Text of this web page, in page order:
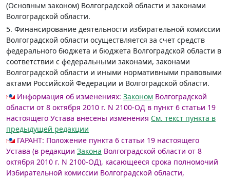
(Основным законом) Волгоградской области и законами
Волгоградской области.
5. Финансирование деятельности избирательной комиссии
Волгоградской области осуществляется за счет средств
федерального бюджета и бюджета Волгоградской области в
соответствии с федеральными законами, законами
Волгоградской области и иными нормативными правовыми
актами Российской Федерации и Волгоградской области.
Информация об изменениях: Законом Волгоградской
области от 8 октября 2010 г. N 2100-ОД в пункт 6 статьи 19
настоящего Устава внесены изменения См. текст пункта в
предыдущей редакции
ГАРАНТ: Положение пункта 6 статьи 19 настоящего
Устава (в редакции Закона Волгоградской области от 8
октября 2010 г. N 2100-ОД), касающееся срока полномочий
Избирательной комиссии Волгоградской области,